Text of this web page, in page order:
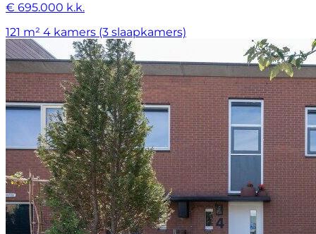
€ 695.000 k.k.
121 m² 4 kamers (3 slaapkamers)